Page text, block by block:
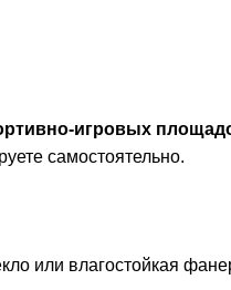
игровых
самостоятельно.
или влагостойкая